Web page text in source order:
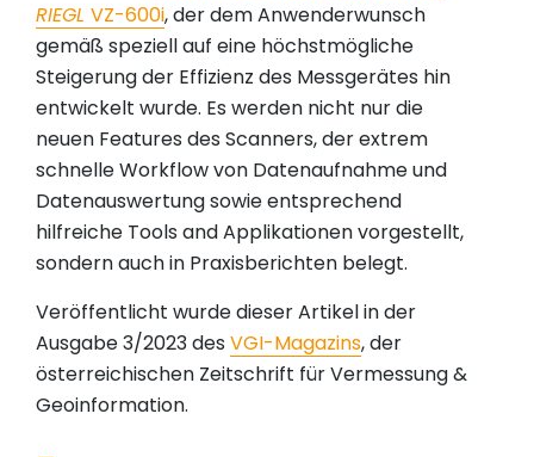
RIEGL VZ-600i, der dem Anwenderwunsch
gemäß speziell auf eine höchstmögliche
Steigerung der Effizienz des Messgerätes hin
entwickelt wurde. Es werden nicht nur die
neuen Features des Scanners, der extrem
schnelle Workflow von Datenaufnahme und
Datenauswertung sowie entsprechend
hilfreiche Tools and Applikationen vorgestellt,
sondern auch in Praxisberichten belegt.
Veröffentlicht wurde dieser Artikel in der
Ausgabe 3/2023 des VGI-Magazins, der
österreichischen Zeitschrift für Vermessung &
Geoinformation.